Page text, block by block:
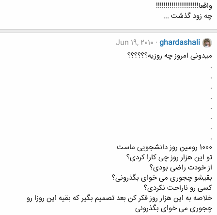
واقعا!!!!!!!!!!!!!!!!!!!!!!
چه زود گذشت ...
ghardashali
Jun 19, 2010
میدونی امروز چه روزیه؟؟؟؟؟؟
.
.
.
.
.
.
.
.
1000 رومین روز دانشجویی ماست
تو این هزار روز چی کارا کردی؟
از خودت راضی بودی؟
بقیشو چجوری می خوای بگذرونی؟
کسی رو ناراحت نکردی؟
خلاصه به این هزار روز فکر کن بعد تصمیم بگیر که بقیه این روزا رو
چجوری می خوای بگذرونی